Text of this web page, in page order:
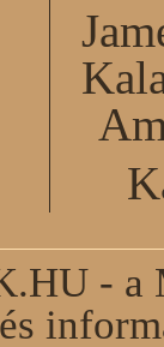
- a